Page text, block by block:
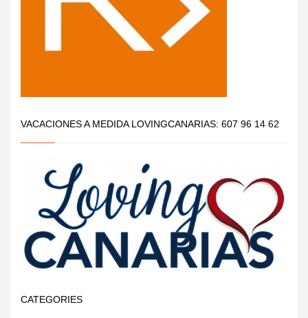
VACACIONES A MEDIDA LOVINGCANARIAS: 607 96 14 62
CATEGORIES